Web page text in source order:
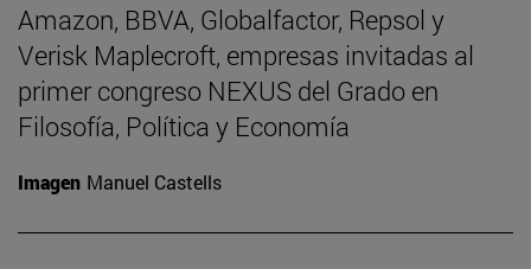
Amazon, BBVA, Globalfactor, Repsol y
Verisk Maplecroft, empresas invitadas al
primer congreso NEXUS del Grado en
Filosofía, Política y Economía
Imagen Manuel Castells